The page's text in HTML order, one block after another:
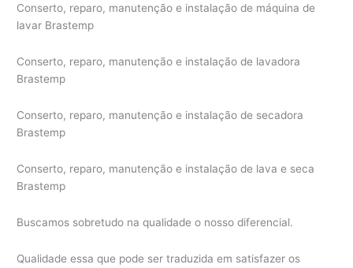
Conserto, reparo, manutenção e instalação de máquina de
lavar Brastemp
Conserto, reparo, manutenção e instalação de lavadora
Brastemp
Conserto, reparo, manutenção e instalação de secadora
Brastemp
Conserto, reparo, manutenção e instalação de lava e seca
Brastemp
Buscamos sobretudo na qualidade o nosso diferencial.
Qualidade essa que pode ser traduzida em satisfazer os